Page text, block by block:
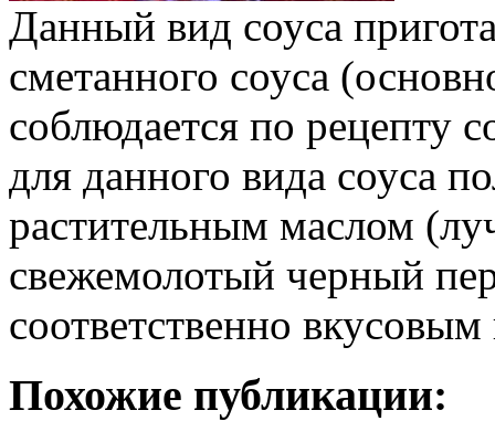
Данный вид соуса
сметанного соуса
соблюдается по рецепту
для данного вида соуса
растительным маслом
свежемолотый черный
соответственно
Похожие публикации: